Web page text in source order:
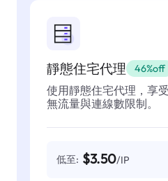
靜態住宅代理 46%off
使用靜態住宅代理，享
無流量與連線數限制。
低至: $3.50/IP